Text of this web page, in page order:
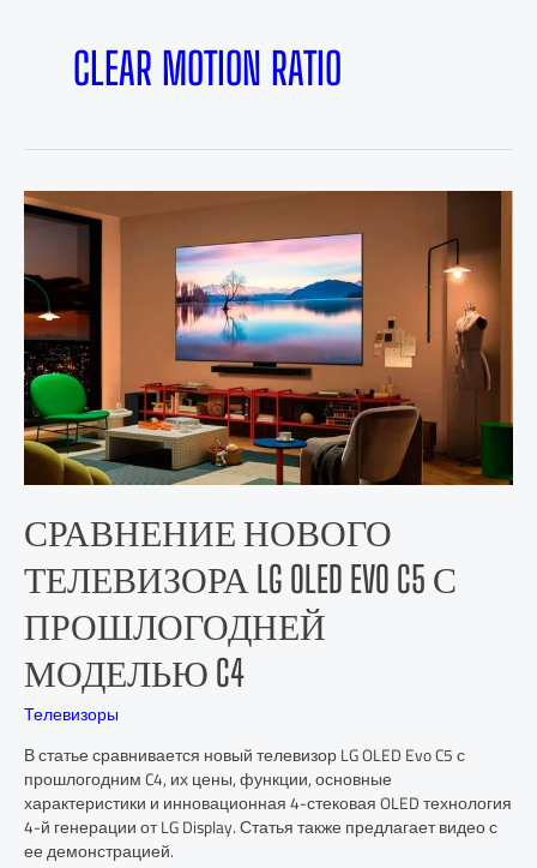
CLEAR MOTION RATIO
СРАВНЕНИЕ НОВОГО
ТЕЛЕВИЗОРА LG OLED EVO C5 С
ПРОШЛОГОДНЕЙ
МОДЕЛЬЮ C4
Телевизоры
В статье сравнивается новый телевизор LG OLED Evo C5 с
прошлогодним C4, их цены, функции, основные
характеристики и инновационная 4-стековая OLED технология
4-й генерации от LG Display. Статья также предлагает видео с
ее демонстрацией.